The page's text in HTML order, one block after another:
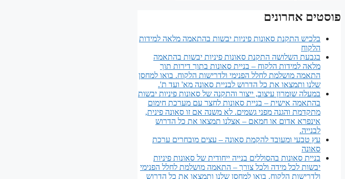
פוסטים אחרונים
בלכיש התקנת סאונות פיניות יבשות בהתאמה מלאה למידות
הלקוח
בגבעת השלושה התקנת סאונות פיניות יבשות בהתאמה
מלאה למידות הלקוח – בניית סאונות בתוך דירות תוך
התאמה מושלמת לחלל הפנימי ולדרישות הלקוח. בואו למחסן
שלנו ותמצאו את כל הדרוש לבניית סאונה מא' ועד ת'.
במעלה שומרון עיצוב, ייצור והתקנה של סאונות פיניות יבשות
בהתאמה אישית – בניית סאונות לחצר עם מערכת חימום
מתקדמת והגנה מפני גשמים. לא משנה אם זו סאונה פינית,
אינפרא אדום או חמאם – אצלנו תמצאו את כל הדרוש
לבנייה.
עץ טבעי ומעובד להקמת סאונה – עצים מובחרים ערכת
סאונה
בניית סאונות בהסוללים בנייה ייחודית של סאונות פיניות
יבשות לכל מידה ולכל צורך – התאמה מושלמת לחלל הפנימי
ולדרישות הלקוח. בואו למחסן שלנו ותמצאו את כל הדרוש